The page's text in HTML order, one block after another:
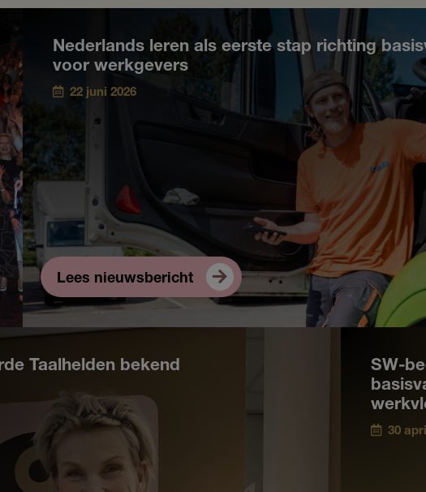
Nederlands leren als eerste stap richting
voor werkgevers
22 juni 2026
Lees nieuwsbericht
Taalhelden bekend
SW-
30